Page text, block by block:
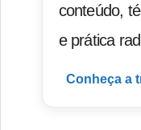
conteúdo,
e prática
Conheça a